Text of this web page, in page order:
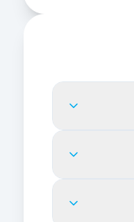
ההגרלות